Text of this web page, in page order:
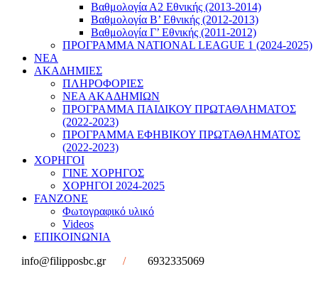
Βαθμολογία Α2 Εθνικής (2013-2014)
Βαθμολογία Β’ Εθνικής (2012-2013)
Βαθμολογία Γ’ Εθνικής (2011-2012)
ΠΡΟΓΡΑΜΜΑ NATIONAL LEAGUE 1 (2024-2025)
ΝΕΑ
ΑΚΑΔΗΜΙΕΣ
ΠΛΗΡΟΦΟΡΙΕΣ
ΝΕΑ ΑΚΑΔΗΜΙΩΝ
ΠΡΟΓΡΑΜΜΑ ΠΑΙΔΙΚΟΥ ΠΡΩΤΑΘΛΗΜΑΤΟΣ
(2022-2023)
ΠΡΟΓΡΑΜΜΑ ΕΦΗΒΙΚΟΥ ΠΡΩΤΑΘΛΗΜΑΤΟΣ
(2022-2023)
ΧΟΡΗΓΟΙ
ΓΙΝΕ ΧΟΡΗΓΟΣ
ΧΟΡΗΓΟΙ 2024-2025
FANZONE
Φωτογραφικό υλικό
Videos
ΕΠΙΚΟΙΝΩΝΙΑ
info@filipposbc.gr
/ 6932335069